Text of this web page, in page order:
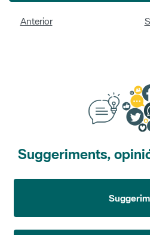
Anterior
Suggeriments,